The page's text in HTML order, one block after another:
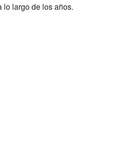
lo largo de los años.